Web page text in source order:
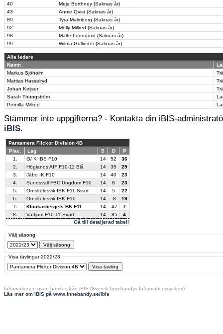
40
Meja Borthney (Saknas år)
43
Annie Qvist (Saknas år)
89
Tyra Malmborg (Saknas år)
92
Molly Millred (Saknas år)
98
Malte Lönnquist (Saknas år)
99
Wilma Gullinder (Saknas år)
Alla ledare
Namn
Markus Sjöholm
Mattias Hasselryd
Johan Keijser
Sarah Thungström
Pernilla Millred
Stämmer inte uppgifterna? - Kontakta din iBIS-
iBIS.
Pantamera Flickor Division 4B
Plac.
Lag S D P
Gå till detaljerad tabell
1. G/ K IBS F10 14 52
36
2.
Höglands AIF F10-11 Blå 14 35
29
3.
Jäbo IK F10 14 40
23
4.
Sundsvall FBC Ungdom F10 14 8
23
5.
Örnsköldsvik IBK F11 Svart 14 5
22
6.
Örnsköldsvik IBK F10 14 -8
19
7.
Klockarbergets BK F11 14 -47
7
8.
Vattjom F10-11 Svart 14 -85 4
Välj säsong
Visa tävlingar 2022/23
Informationen ovan hämtas från iBIS (Svensk Innebandys Informationssystem)
Läs mer om iBIS på www.innebandy.se/ibis